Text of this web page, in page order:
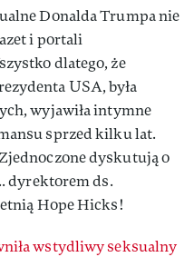
Donalda Trumpa nie
i portali
dlatego, że
USA, była
wyjawiła intymne
sprzed kilku lat.
dyskutują o
dyrektorem ds.
Hope Hicks!
wstydliwy seksualny